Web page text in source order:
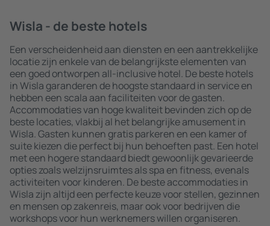
Wisla - de beste hotels
Een verscheidenheid aan diensten en een aantrekkelijke
locatie zijn enkele van de belangrijkste elementen van
een goed ontworpen all-inclusive hotel. De beste hotels
in Wisla garanderen de hoogste standaard in service en
hebben een scala aan faciliteiten voor de gasten.
Accommodaties van hoge kwaliteit bevinden zich op de
beste locaties, vlakbij al het belangrijke amusement in
Wisla. Gasten kunnen gratis parkeren en een kamer of
suite kiezen die perfect bij hun behoeften past. Een hotel
met een hogere standaard biedt gewoonlijk gevarieerde
opties zoals welzijnsruimtes als spa en fitness, evenals
activiteiten voor kinderen. De beste accommodaties in
Wisla zijn altijd een perfecte keuze voor stellen, gezinnen
en mensen op zakenreis, maar ook voor bedrijven die
workshops voor hun werknemers willen organiseren.